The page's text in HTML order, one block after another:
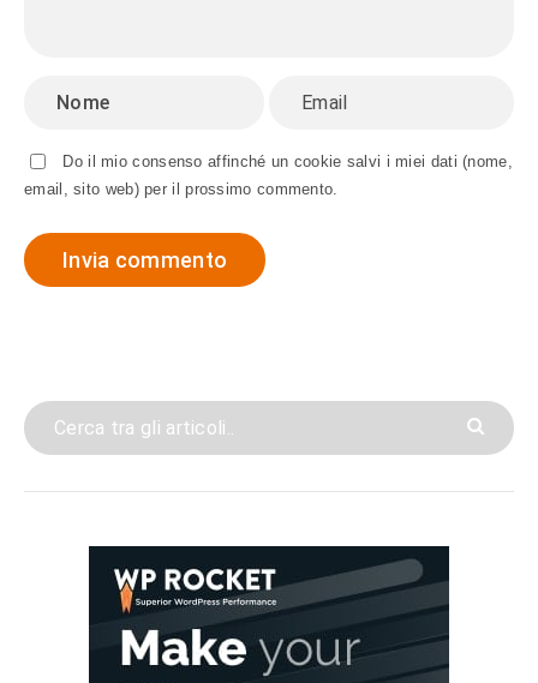
Do il mio consenso affinché un cookie salvi i miei dati (nome,
email, sito web) per il prossimo commento.